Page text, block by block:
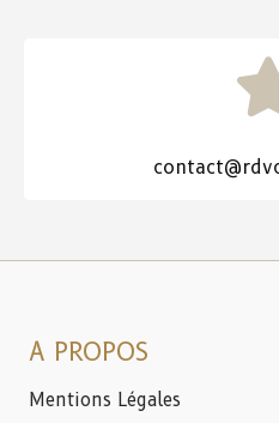
A PROPOS
Mentions Légales